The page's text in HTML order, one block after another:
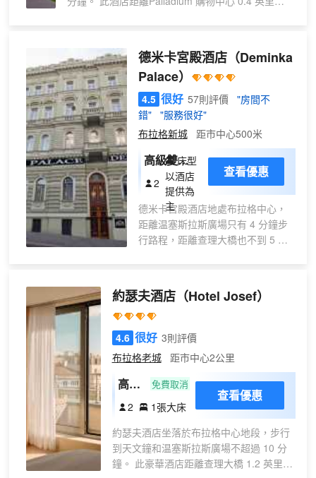
拿等豐富度假設施。此酒店還提供免費 WiFi、禮賓
服務和禮品店/報攤。 您可以到餐廳享用一頓美餐，
也可以待在房間裏，享受酒店的部分時段客房送餐服
務。在忙碌的一天後，不妨去酒吧/酒廊輕鬆一下。
每日 07:00 至 10:00 提供免費的自助早餐。 特色服
務/設施包括24 小時前台服務、多語言服務和行李寄
存。這家酒店的活動設施包括會議場地和會議室。設
有收費的24 小時往返機場班車。 有 67 間空調客房
提供迷你吧和LED 電視；您定能在旅途中找到家的
舒適。提供免費有線和無線上網。浴室提供免費洗浴
用品和吹風機。便利設施包括電話和保險箱；而且每
天提供客房服務。
德米卡宮殿酒店（Deminka
Palace）
4.5 很好 57則評價
"房間不
錯"
"服務很好"
布拉格新城
距市中心500米
高級雙人
或雙床房
2
床型
以酒店
提供為
主
查看優惠
德米卡宮殿酒店地處布拉格中心，
距離温塞斯拉斯廣場只有 4 分鐘步
行路程，距離查理大橋也不到 5 分
里（3.7 公里）。 享受自行車租賃
等度假設施，或者到露台欣賞美
景。此酒店還提供免費 WiFi、禮賓
服務和保姆服務（收費）。住客可
地。 您可以去服務德米卡宮殿酒店
住客的Deminka Restaurant享用美
味餐飲。每天 07:30 至 10:30 提供
收費的自助式早餐。 特色服務/設施
包括豪華轎車或公務車服務、24 小
時前台服務和多語言服務。住客可
付費乘坐24 小時往返機場班車和火
車站接車服務。 有 32 間客房提供
約瑟夫酒店（Hotel Josef）
4.6 很好 3則評價
布拉格老城
距市中心2公里
高級
房 -
禁煙
免費取消
2 1張大床
查看優惠
約瑟夫酒店坐落於布拉格中心地段，步行
到天文鐘和温塞斯拉斯廣場不超過 10 分
鐘。 此豪華酒店距離查理大橋 1.2 英里